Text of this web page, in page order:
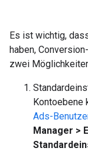
Es ist wichtig,
haben,
zwei
Kontoebene
Ads-
Manager >